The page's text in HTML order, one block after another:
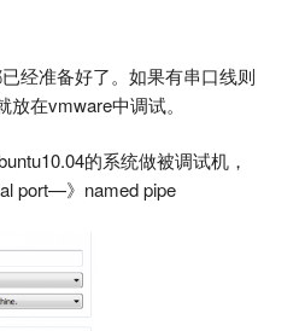
经准备好了。如果有串口线则
在vmware中调试。
的系统做被调试机，
port—》named pipe